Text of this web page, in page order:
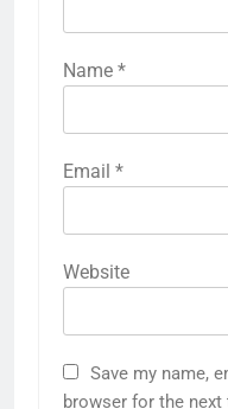
Name *
Email *
Website
Save my name,
browser for the
का